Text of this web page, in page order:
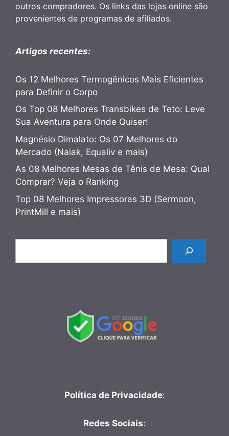
outros compradores. Os links das lojas online são
provenientes de programas de afiliados.
Artigos recentes:
Os 12 Melhores Termogênicos Mais Eficientes
para Definir o Corpo
Os Top 08 Melhores Transbikes de Teto: Leve
Sua Aventura para Onde Quiser!
Magnésio Dimalato: Os 07 Melhores do
Mercado (Naiak, Equaliv e mais)
As 08 Melhores Mesas de Tênis de Mesa: Qual
Comprar? Veja o Ranking
Top 08 Melhores Impressoras 3D (Sermoon,
PrintMill e mais)
Política de Privacidade:
Redes Sociais: